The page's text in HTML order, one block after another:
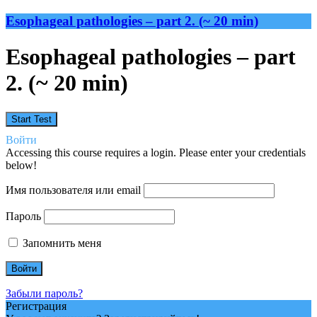
Esophageal pathologies – part 2. (~ 20 min)
Esophageal pathologies – part
2. (~ 20 min)
Войти
Accessing this course requires a login. Please enter your credentials
below!
Имя пользователя или email
Пароль
Запомнить меня
Забыли пароль?
Регистрация